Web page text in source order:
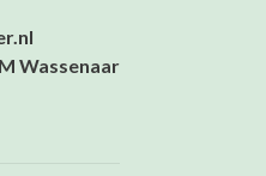
Wassenaar